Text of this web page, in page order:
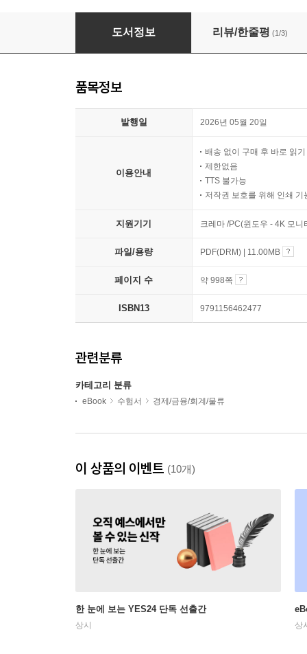
2026 고시넷 금융투자분석사 한권완성(핵심개
도서정보 리뷰/한줄평 (1/3)
품목정보
발행일 2026년 05월 20일
이용안내
배송 없이 구매 후 바로 읽기
제한없음
TTS 불가능
저작권 보호를 위해 인쇄 기
지원기기 크레마 /PC(윈도우 - 4K 모
파일/용량 PDF(DRM) | 11.00MB
페이지 수 약 998쪽
ISBN13 9791156462477
관련분류
카테고리 분류
eBook 수험서 경제/금융/회계/물류
이 상품의 이벤트 (10개)
한 눈에 보는 YES24 단독 선출간
상시 상